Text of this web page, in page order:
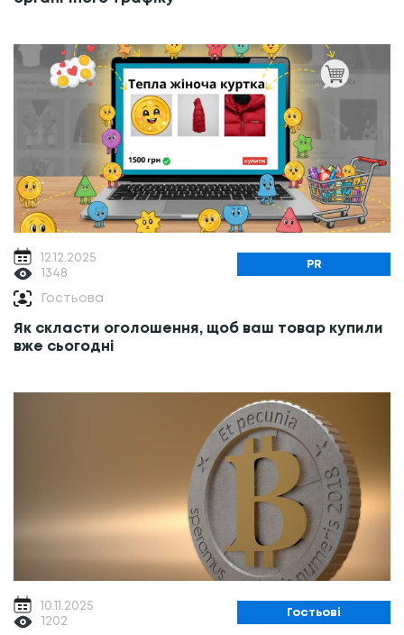
12.12.2025
1348
PR
Гостьова
Як скласти оголошення, щоб ваш товар купили
вже сьогодні
10.11.2025
1202
Гостьові